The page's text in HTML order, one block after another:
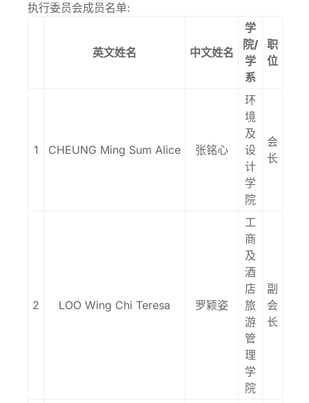
执行委员会成员名单:
英文姓名 中文姓名
学
院/
学
系
职
位
1 CHEUNG Ming Sum Alice 张铭心
环
境
及
设
计
学
院
会
长
2 LOO Wing Chi Teresa 罗颖姿
工
商
及
酒
店
旅
游
管
理
学
院
副
会
长